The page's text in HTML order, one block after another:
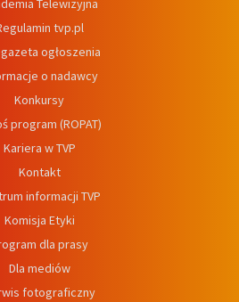
Telewizyjna
tvp.pl
ogłoszenia
o nadawcy
Konkursy
program (ROPAT)
Kariera w TVP
Kontakt
informacji TVP
Komisja Etyki
dla prasy
Dla mediów
fotograficzny